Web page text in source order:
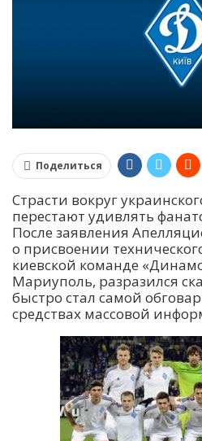
Поделиться
Страсти вокруг
перестают удивлять
После заявления
о присвоении
киевской команде
Мариуполь, разразился
быстро стал самой
средствах массовой